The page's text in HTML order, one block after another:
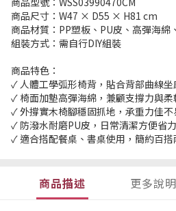
商品尺寸：W47 × D55 × H81 cm
商品材質：PP塑板、PU皮、高彈海綿
組裝方式：需自行DIY組裝
商品特色：
✓ 人體工學弧形椅背，貼合背部曲線坐
✓ 椅面加墊高彈海綿，兼顧支撐力與柔
✓ 外撐實木椅腳穩固抓地，承重力佳不
✓ 防潑水耐磨PU皮，日常清潔方便省力
✓ 適合搭配餐桌、書桌使用，簡約百
商品描述 更多說明